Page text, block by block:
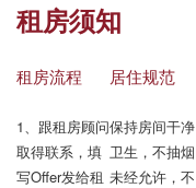
租房须知
租房流程
1、跟租房顾问
取得联系，填
写Offer发给租
居住规范
保持房间干净
卫生，不抽烟
未经允许，不